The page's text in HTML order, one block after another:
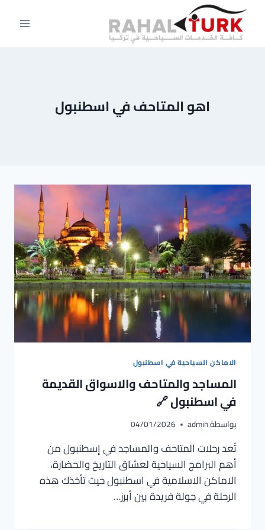
التجاوز
المحتوى
اهو المتاحف في اسطنبول
الاماكن السياحية في اسطنبول
المساجد والمتاحف والاسواق القديمة
في اسطنبول 🔗
بواسطةadmin
04/01/2026
تُعد رحلات المتاحف والمساجد في إسطنبول من
أهم البرامج السياحية لعشاق التاريخ والحضارة،
الاماكن الاسلامية في اسطنبول حيث تأخذك هذه
الرحلة في جولة فريدة بين أبرز…